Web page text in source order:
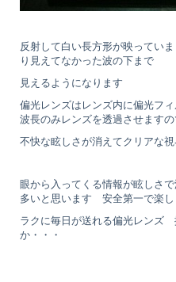
反射して白い長方形が映ってい
り見えてなかった波の下まで
見えるようになります
偏光レンズはレンズ内に偏光フ
波長のみレンズを透過させます
不快な眩しさが消えてクリアな
眼から入ってくる情報が眩しさ
多いと思います 安全第一で楽し
ラクに毎日が送れる偏光レンズ
か・・・